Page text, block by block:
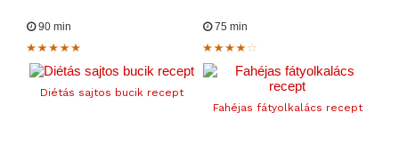
90 min
Diétás sajtos bucik recept
75 min
Fahéjas fátyolkalács recept